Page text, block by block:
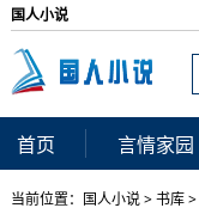
国人小说
首页 言情家园
当前位置： 国人小说>书库>